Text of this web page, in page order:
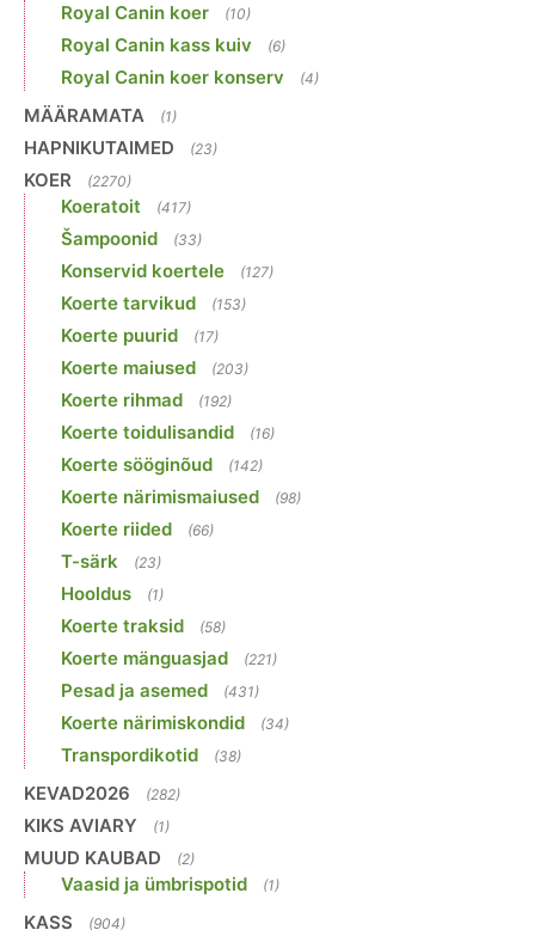
Royal Canin koer (10)
Royal Canin kass kuiv (6)
Royal Canin koer konserv (4)
MÄÄRAMATA (1)
HAPNIKUTAIMED (23)
KOER (2270)
Koeratoit (417)
Šampoonid (33)
Konservid koertele (127)
Koerte tarvikud (153)
Koerte puurid (17)
Koerte maiused (203)
Koerte rihmad (192)
Koerte toidulisandid (16)
Koerte sööginõud (142)
Koerte närimismaiused (98)
Koerte riided (66)
T-särk (23)
Hooldus (1)
Koerte traksid (58)
Koerte mänguasjad (221)
Pesad ja asemed (431)
Koerte närimiskondid (34)
Transpordikotid (38)
KEVAD2026 (282)
KIKS AVIARY (1)
MUUD KAUBAD (2)
Vaasid ja ümbrispotid (1)
KASS (904)